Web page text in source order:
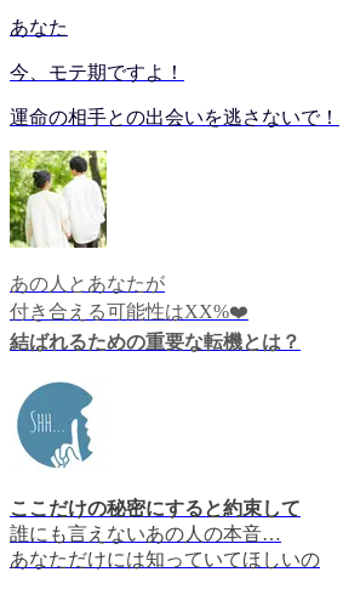
あなた
今、モテ期ですよ！
運命の相手との出会いを逃さないで！
あの人とあなたが
付き合える可能性はXX%❤️
結ばれるための重要な転機とは？
ここだけの秘密にすると約束して
誰にも言えないあの人の本音…
あなただけには知っていてほしいの